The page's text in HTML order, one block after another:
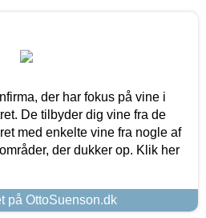
der har fokus på vine i
De tilbyder dig vine fra de
med enkelte vine fra nogle af
der dukker op. Klik her
på OttoSuenson.dk